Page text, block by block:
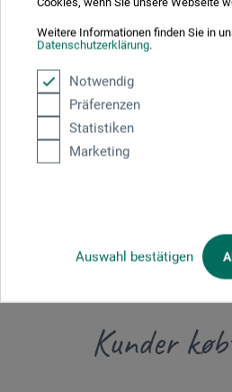
Weitere Informationen finden Sie in
Datenschutzerklärung.
Notwendig
Präferenzen
Statistiken
Marketing
Auswahl bestätigen
Producent-
Her finder du producentens
boesner GmbH holding +
Gewerkenstr. 2
Kunder